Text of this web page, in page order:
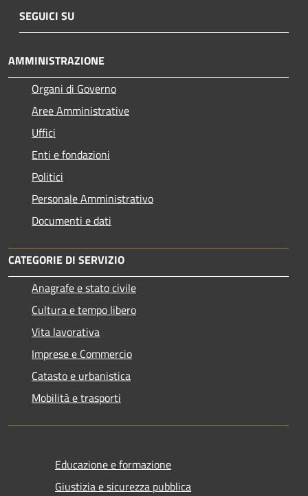
SEGUICI SU
AMMINISTRAZIONE
Organi di Governo
Aree Amministrative
Uffici
Enti e fondazioni
Politici
Personale Amministrativo
Documenti e dati
CATEGORIE DI SERVIZIO
Anagrafe e stato civile
Cultura e tempo libero
Vita lavorativa
Imprese e Commercio
Catasto e urbanistica
Mobilità e trasporti
Educazione e formazione
Giustizia e sicurezza pubblica